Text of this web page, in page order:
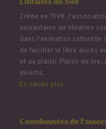
Libraires du Sud
Créée en 1998,
soixantaine de libraires
dans l'animation culturelle
de faciliter le libre accès
et au plaisir. Plaisir de
divertir...
En savoir plus
Coordonnées de